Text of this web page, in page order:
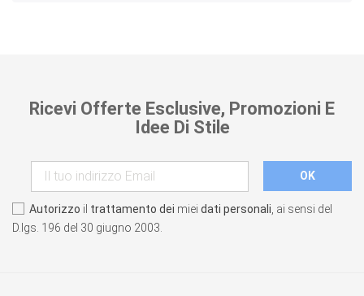
Ricevi Offerte Esclusive, Promozioni E
Idee Di Stile
Autorizzo il trattamento dei miei dati personali , ai sensi del
D.lgs. 196 del 30 giugno 2003.